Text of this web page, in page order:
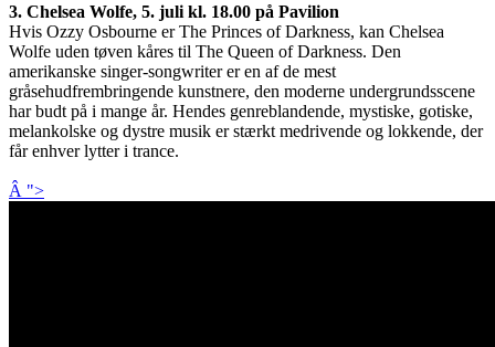
3. Chelsea Wolfe, 5. juli kl. 18.00 på Pavilion
Hvis Ozzy Osbourne er The Princes of Darkness, kan Chelsea
Wolfe uden tøven kåres til The Queen of Darkness. Den
amerikanske singer-songwriter er en af de mest
gråsehudfrembringende kunstnere, den moderne undergrundsscene
har budt på i mange år. Hendes genreblandende, mystiske, gotiske,
melankolske og dystre musik er stærkt medrivende og lokkende, der
får enhver lytter i trance.
Â ">